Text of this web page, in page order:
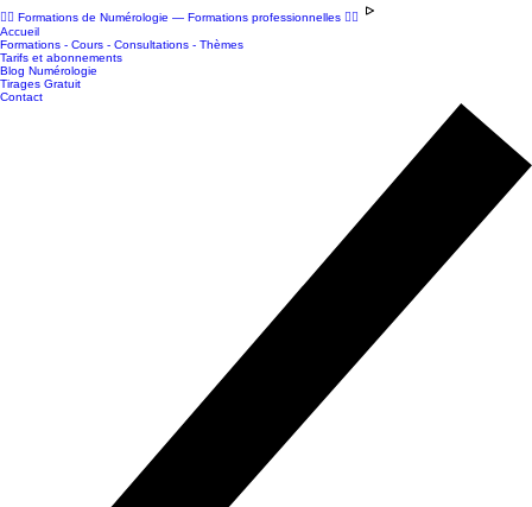
🧙‍♂️ Formations de Numérologie — Formations professionnelles 🧙‍♀️
Accueil
Formations - Cours - Consultations - Thèmes
Tarifs et abonnements
Blog Numérologie
Tirages Gratuit
Contact